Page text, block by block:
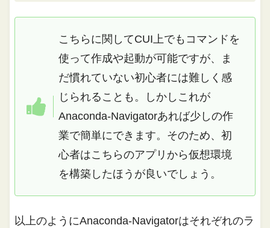
こちらに関してCUI上でもコマンドを
使って作成や起動が可能ですが、ま
だ慣れていない初心者には難しく感
じられることも。しかしこれが
Anaconda-Navigatorあれば少しの作
業で簡単にできます。そのため、初
心者はこちらのアプリから仮想環境
を構築したほうが良いでしょう。
以上のようにAnaconda-Navigatorはそれぞれのラ